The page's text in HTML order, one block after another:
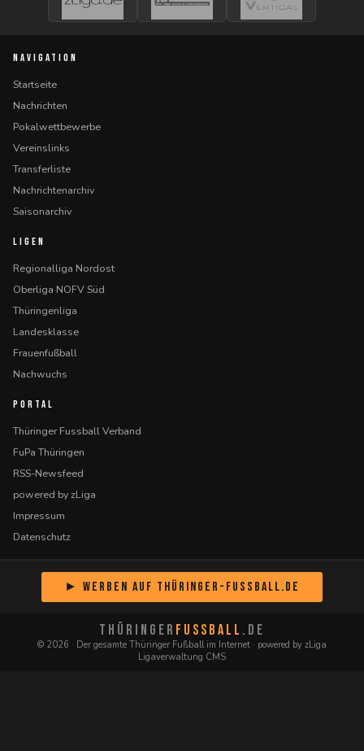
NAVIGATION
Startseite
Nachrichten
Pokalwettbewerbe
Vereinslinks
Transferliste
Nachrichtenarchiv
Saisonarchiv
LIGEN
Regionalliga Nordost
Oberliga NOFV Süd
Thüringenliga
Landesklasse
Frauenfußball
Nachwuchs
PORTAL
Thüringer Fussball Verband
FuPa Thüringen
RSS-Newsfeed
powered by zLiga
Impressum
Datenschutz
► Werben auf Thüringer-Fussball.de
THÜRINGER FUSSBALL .DE
© 2026 · Der gesamte Thüringer Fußball im Internet · powered by zLiga
Ligaverwaltung CMS